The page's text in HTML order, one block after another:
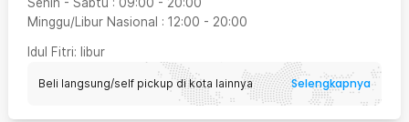
Minggu/Libur Nasional : 12:00 - 20:00
Idul Fitri: libur
Beli langsung/self pickup di kota lainnya Selengkapnya